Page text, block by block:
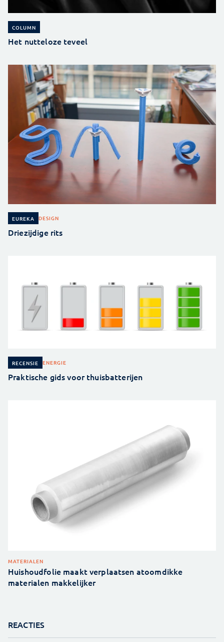
COLUMN
Het nutteloze teveel
EUREKA DESIGN
Driezijdige rits
RECENSIE ENERGIE
Praktische gids voor thuisbatterijen
MATERIALEN
Huishoudfolie maakt verplaatsen atoomdikke
materialen makkelijker
REACTIES